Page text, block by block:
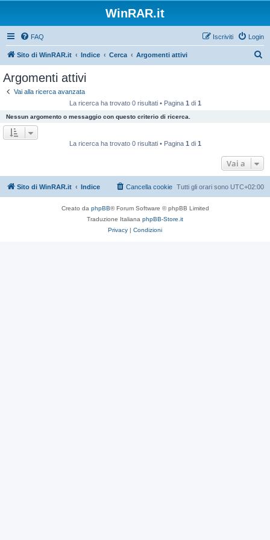
WinRAR.it
FAQ Login
Iscriviti
Sito di WinRAR.it Indice Cerca Argomenti attivi
Argomenti attivi
Vai alla ricerca avanzata
La ricerca ha trovato 0 risultati • Pagina 1 di 1
Nessun argomento o messaggio con questo criterio di ricerca.
La ricerca ha trovato 0 risultati • Pagina 1 di 1
Vai a
Sito di WinRAR.it Indice Tutti gli orari sono UTC+02:00
Cancella cookie
Creato da phpBB® Forum Software © phpBB Limited
Traduzione Italiana phpBB-Store.it
Privacy | Condizioni